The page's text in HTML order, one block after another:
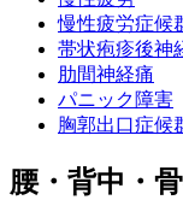
慢性疲労症候
帯状疱疹後神
肋間神経痛
パニック障害
胸郭出口症候
腰・背中・